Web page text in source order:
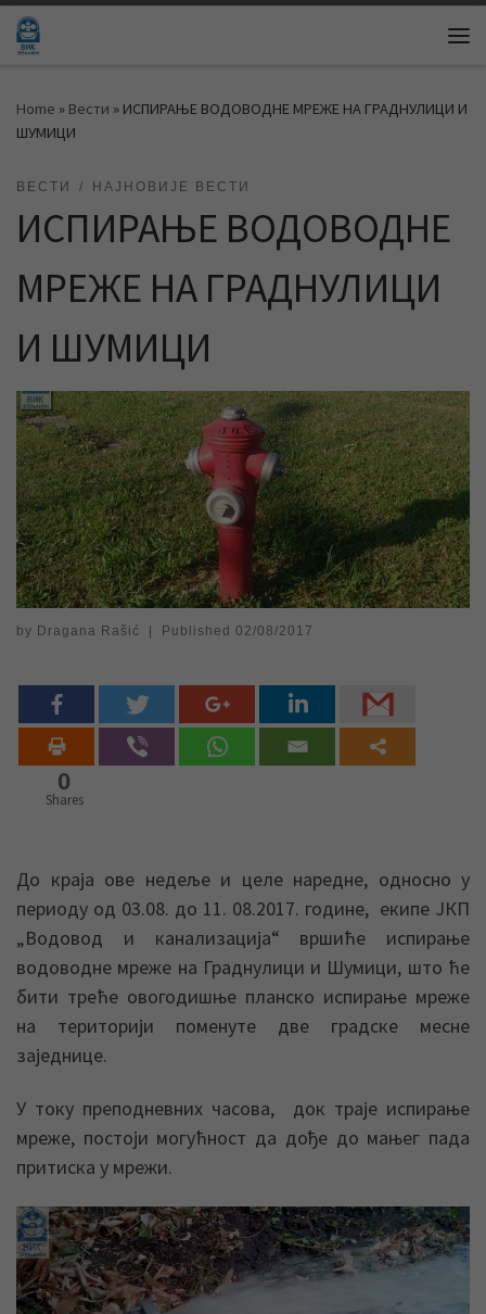
Skip to content
Home » Вести » ИСПИРАЊЕ ВОДОВОДНЕ МРЕЖЕ НА ГРАДНУЛИЦИ И
ШУМИЦИ
ВЕСТИ НАЈНОВИЈЕ ВЕСТИ
ИСПИРАЊЕ ВОДОВОДНЕ
МРЕЖЕ НА ГРАДНУЛИЦИ
И ШУМИЦИ
by Dragana Rašić Published 02/08/2017
0
Shares
До краја ове недеље и целе наредне, односно у
периоду од 03.08. до 11. 08.2017. године, екипе ЈКП
„Водовод и канализација“ вршиће испирање
водоводне мреже на Граднулици и Шумици, што ће
бити треће овогодишње планско испирање мреже
на територији поменуте две градске месне
заједнице.
У току преподневних часова, док траје испирање
мреже, постоји могућност да дође до мањег пада
притиска у мрежи.